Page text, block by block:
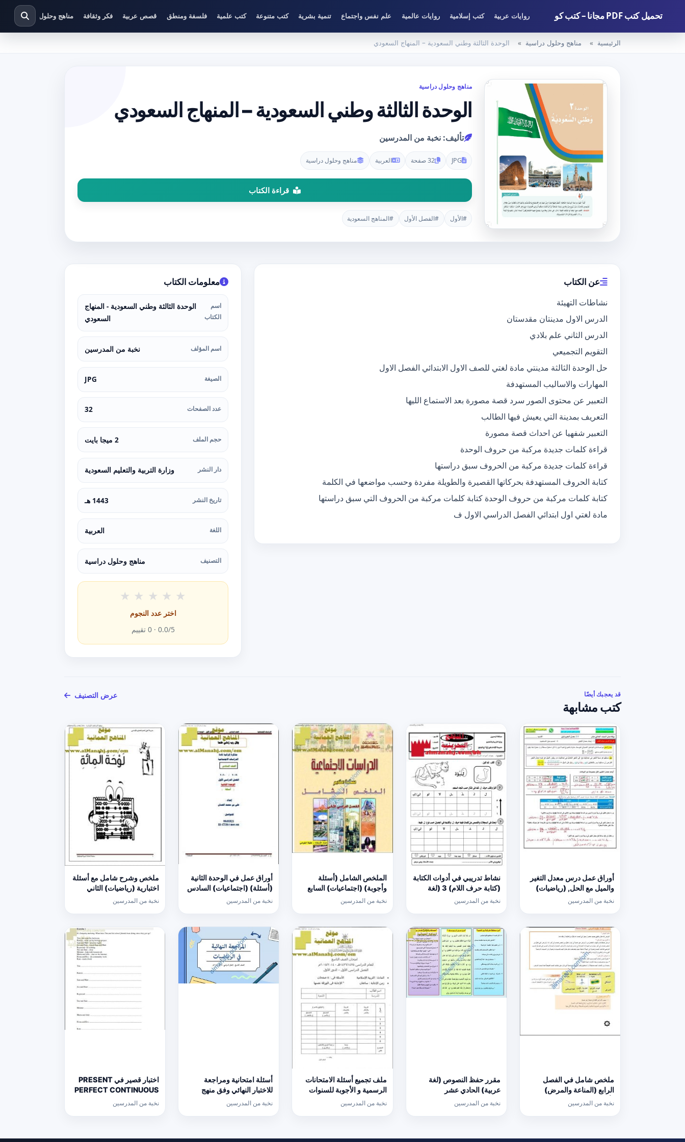
تحميل كتب PDF مجانا – كتب كو روايات عربية كتب إسلامية روايات عالمية علم نفس واجتماع تنمية بشرية كتب متنوعة كتب علمية فلسفة ومنطق قصص عربية فكر وثقافة مناهج وحلول دراسية
الرئيسية مناهج وحلول دراسية الوحدة الثالثة وطني السعودية – المنهاج السعودي
مناهج وحلول دراسية
الوحدة الثالثة وطني السعودية – المنهاج السعودي
تأليف: نخبة من المدرسين
JPG 32 صفحة العربية مناهج وحلول دراسية
قراءة الكتاب
#الأول #الفصل الأول #المناهج السعودية
عن الكتاب
نشاطات التهيئة
الدرس الاول مدينتان مقدستان
الدرس الثاني علم بلادي
التقويم التجميعي
حل الوحدة الثالثة مدينتي مادة لغتي للصف الاول الابتدائي الفصل الاول
المهارات والاساليب المستهدفة
التعبير عن محتوى الصور سرد قصة مصورة بعد الاستماع الليها
التعريف بمدينة التي يعيش فيها الطالب
التعبير شفهيا عن احداث قصة مصورة
قراءة كلمات جديدة مركبة من حروف الوحدة
قراءة كلمات جديدة مركبة من الحروف سبق دراستها
كتابة الحروف المستهدفة بحركاتها القصيرة والطويلة مفردة وحسب مواضعها في الكلمة
كتابة كلمات مركبة من حروف الوحدة كتابة كلمات مركبة من الحروف التي سبق دراستها
مادة لغتي اول ابتدائي الفصل الدراسي الاول ف
معلومات الكتاب
اسم
الكتاب
الوحدة الثالثة وطني السعودية - المنهاج
السعودي
اسم المؤلف نخبة من المدرسين
الصيغة JPG
عدد الصفحات 32
حجم الملف 2 ميجا بايت
دار النشر وزارة التربية والتعليم السعودية
تاريخ النشر 1443 هـ
اللغة العربية
التصنيف مناهج وحلول دراسية
★ ★ ★ ★ ★
اختر عدد النجوم
0.0/5 ·
0 تقييم
قد يعجبك أيضًا
كتب مشابهة
عرض التصنيف
أوراق عمل درس معدل التغير
والميل مع الحل, (رياضيات)
الحادي عشر العام
نخبة من المدرسين
نشاط تدريبي في أدوات الكتابة
(كتابة حرف اللام) 3 (لغة
عربية) الأول
نخبة من المدرسين
الملخص الشامل (أسئلة
وأجوبة) (اجتماعيات) السابع
نخبة من المدرسين
أوراق عمل في الوحدة الثانية
(أسئلة) (اجتماعيات) السادس
نخبة من المدرسين
ملخص وشرح شامل مع أسئلة
اختبارية (رياضيات) الثاني
نخبة من المدرسين
ملخص شامل في الفصل
الرابع (المناعة والمرض)
(أحياء) الحادي عشر
نخبة من المدرسين
مقرر حفظ النصوص (لغة
عربية) الحادي عشر
نخبة من المدرسين
ملف تجميع أسئلة الامتحانات
الرسمية و الأجوبة للسنوات
السابقة الدور الأول
نخبة من المدرسين
أسئلة امتحانية ومراجعة
للاختبار النهائي وفق منهج
كامبردج نموذج ثالث
نخبة من المدرسين
اختبار قصير في PRESENT
PERFECT CONTINUOUS
(لغة انجليزية) حلقة ثانية
نخبة من المدرسين